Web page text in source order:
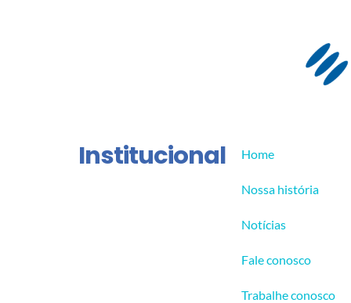
Institucional Home
Nossa história
Notícias
Fale conosco
Trabalhe conosco